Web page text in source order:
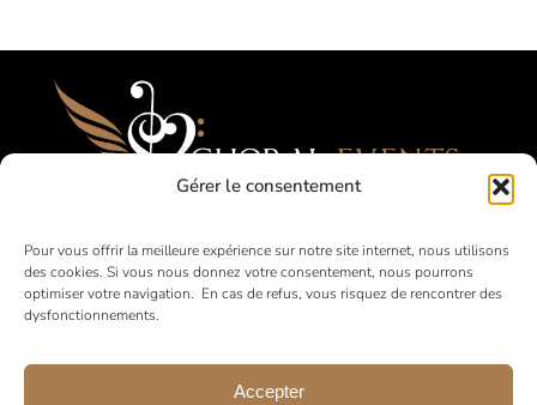
Gérer le consentement
Pour vous offrir la meilleure expérience sur notre site internet, nous utilisons
des cookies. Si vous nous donnez votre consentement, nous pourrons
optimiser votre navigation. En cas de refus, vous risquez de rencontrer des
dysfonctionnements.
Accepter
Festival, Concorsi, Tournées per Cori
Amatoriali